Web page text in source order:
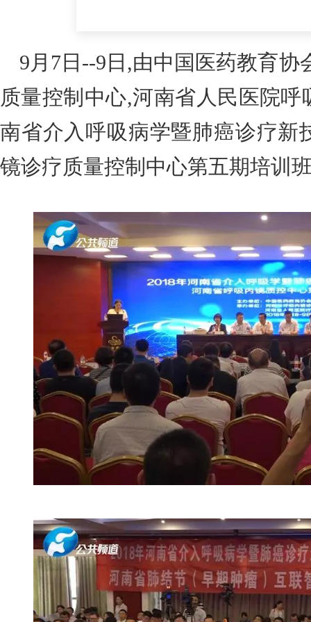
9月7日--9日,由中国医药教育
质量控制中心,河南省人民医院
南省介入呼吸病学暨肺癌诊疗新
镜诊疗质量控制中心第五期培训